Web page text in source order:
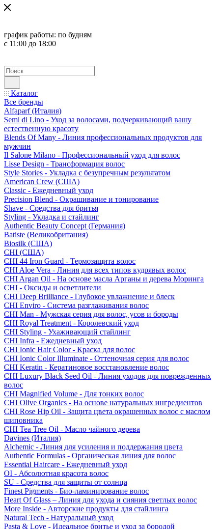
график работы: по будням
с 11:00 до 18:00
Каталог
Все бренды
Alfaparf (Италия)
Semi di Lino - Уход за волосами, подчеркивающий вашу
естественную красоту
Blends Of Many - Линия профессиональных продуктов для
мужчин
Il Salone Milano - Профессиональный уход для волос
Lisse Design - Трансформация волос
Style Stories - Укладка с безупречным результатом
American Crew (США)
Classic - Ежедневный уход
Precision Blend - Окрашивание и тонирование
Shave - Средства для бритья
Styling - Укладка и стайлинг
Authentic Beauty Concept (Германия)
Batiste (Великобритания)
Biosilk (США)
CHI (США)
CHI 44 Iron Guard - Термозащита волос
CHI Aloe Vera - Линия для всех типов кудрявых волос
CHI Argan Oil - На основе масла Арганы и дерева Моринга
CHI - Оксиды и осветлители
CHI Deep Brilliance - Глубокое увлажнение и блеск
CHI Enviro - Система разглаживания волос
CHI Man - Мужская серия для волос, усов и бороды
CHI Royal Treatment - Королевский уход
CHI Styling - Ухаживающий стайлинг
CHI Infra - Ежедневный уход
CHI Ionic Hair Color - Краска для волос
CHI Ionic Color Illuminate - Оттеночная серия для волос
CHI Keratin - Кератиновое восстановление волос
CHI Luxury Black Seed Oil - Линия уходов для поврежденных
волос
CHI Magnified Volume - Для тонких волос
CHI Olive Organics - На основе натуральных ингредиентов
CHI Rose Hip Oil - Защита цвета окрашенных волос с маслом
шиповника
CHI Tea Tree Oil - Масло чайного дерева
Davines (Италия)
Alchemic - Линия для усиления и поддержания цвета
Authentic Formulas - Органическая линия для волос
Essential Haircare - Eжедневный уход
OI - Абсолютная красота волос
SU - Средства для защиты от солнца
Finest Pigments - Био-ламинирование волос
Heart Of Glass – Линия для ухода и сияния светлых волос
More Inside - Авторские продукты для стайлинга
Natural Tech - Натуральный уход
Pasta & Love - Идеальное бритье и уход за бородой